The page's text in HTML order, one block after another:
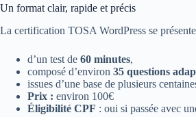
Un format clair, rapide et précis
La certification TOSA WordPress se
d’un test de 60 minutes,
composé d’environ 35 questions
issues d’une base de plusieurs
Prix : environ 100€
Éligibilité CPF : oui si passée avec